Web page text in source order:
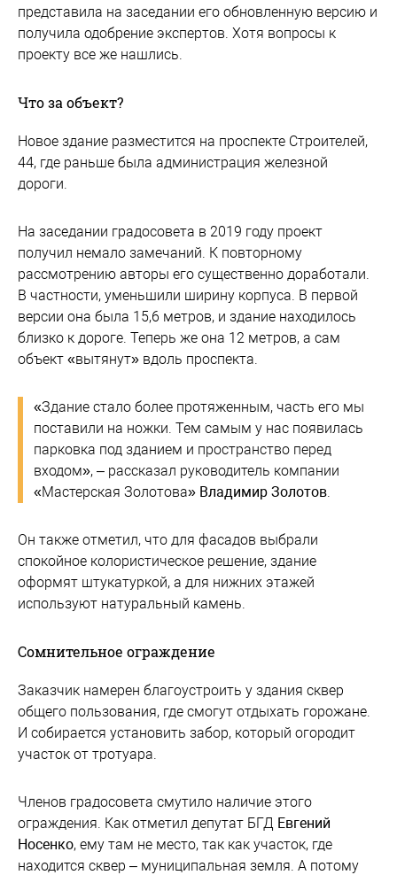
представила на заседании его обновленную версию и
получила одобрение экспертов. Хотя вопросы к
проекту все же нашлись.
Что за объект?
Новое здание разместится на проспекте Строителей,
44, где раньше была администрация железной
дороги.
На заседании градосовета в 2019 году проект
получил немало замечаний. К повторному
рассмотрению авторы его существенно доработали.
В частности, уменьшили ширину корпуса. В первой
версии она была 15,6 метров, и здание находилось
близко к дороге. Теперь же она 12 метров, а сам
объект «вытянут» вдоль проспекта.
«Здание стало более протяженным, часть его мы
поставили на ножки. Тем самым у нас появилась
парковка под зданием и пространство перед
входом», – рассказал руководитель компании
«Мастерская Золотова» Владимир Золотов.
Он также отметил, что для фасадов выбрали
спокойное колористическое решение, здание
оформят штукатуркой, а для нижних этажей
используют натуральный камень.
Сомнительное ограждение
Заказчик намерен благоустроить у здания сквер
общего пользования, где смогут отдыхать горожане.
И собирается установить забор, который огородит
участок от тротуара.
Членов градосовета смутило наличие этого
ограждения. Как отметил депутат БГД Евгений
Носенко, ему там не место, так как участок, где
находится сквер – муниципальная земля. А потому